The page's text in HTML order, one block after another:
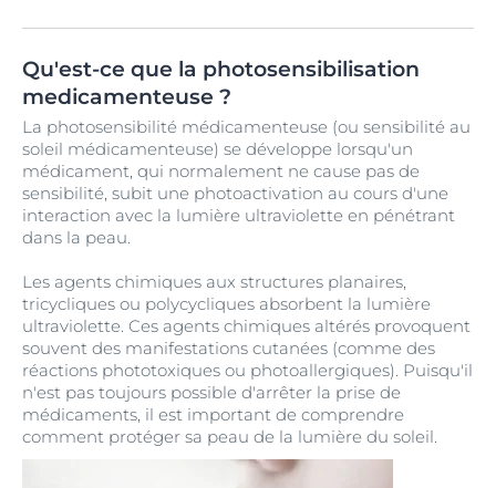
Qu'est-ce que la photosensibilisation
medicamenteuse ?
La photosensibilité médicamenteuse (ou sensibilité au
soleil médicamenteuse) se développe lorsqu'un
médicament, qui normalement ne cause pas de
sensibilité, subit une photoactivation au cours d'une
interaction avec la lumière ultraviolette en pénétrant
dans la peau.
Les agents chimiques aux structures planaires,
tricycliques ou polycycliques absorbent la lumière
ultraviolette. Ces agents chimiques altérés provoquent
souvent des manifestations cutanées (comme des
réactions phototoxiques ou photoallergiques). Puisqu'il
n'est pas toujours possible d'arrêter la prise de
médicaments, il est important de comprendre
comment protéger sa peau de la lumière du soleil.